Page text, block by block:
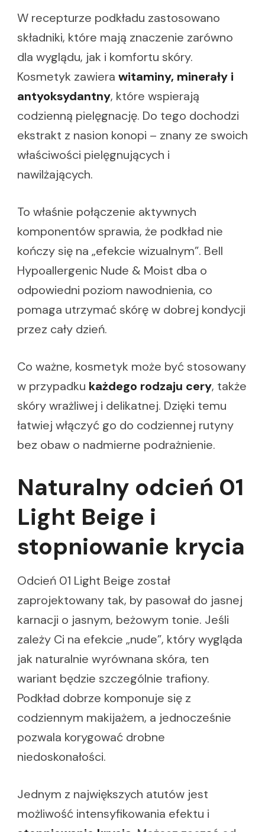
W recepturze podkładu zastosowano
składniki, które mają znaczenie zarówno
dla wyglądu, jak i komfortu skóry.
Kosmetyk zawiera witaminy, minerały i
antyoksydantny, które wspierają
codzienną pielęgnację. Do tego dochodzi
ekstrakt z nasion konopi – znany ze swoich
właściwości pielęgnujących i
nawilżających.
To właśnie połączenie aktywnych
komponentów sprawia, że podkład nie
kończy się na „efekcie wizualnym”. Bell
Hypoallergenic Nude & Moist dba o
odpowiedni poziom nawodnienia, co
pomaga utrzymać skórę w dobrej kondycji
przez cały dzień.
Co ważne, kosmetyk może być stosowany
w przypadku każdego rodzaju cery, także
skóry wrażliwej i delikatnej. Dzięki temu
łatwiej włączyć go do codziennej rutyny
bez obaw o nadmierne podrażnienie.
Naturalny odcień 01
Light Beige i
stopniowanie krycia
Odcień 01 Light Beige został
zaprojektowany tak, by pasował do jasnej
karnacji o jasnym, beżowym tonie. Jeśli
zależy Ci na efekcie „nude”, który wygląda
jak naturalnie wyrównana skóra, ten
wariant będzie szczególnie trafiony.
Podkład dobrze komponuje się z
codziennym makijażem, a jednocześnie
pozwala korygować drobne
niedoskonałości.
Jednym z największych atutów jest
możliwość intensyfikowania efektu i